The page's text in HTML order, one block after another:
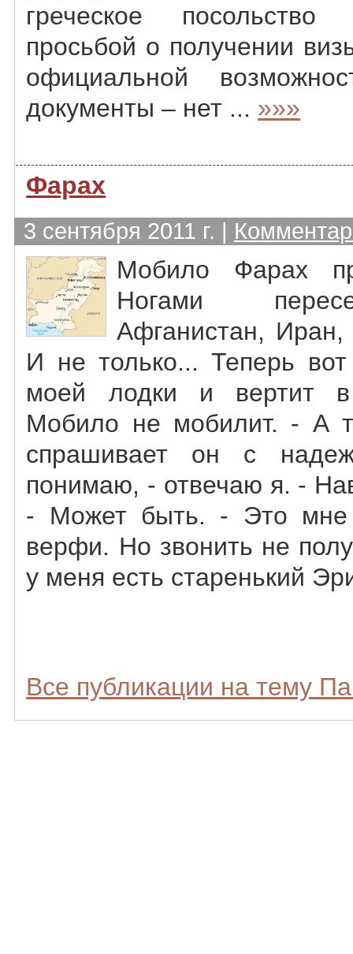
греческое
просьбой о получении
официальной
документы – нет ... »»»
Фарах
3 сентября 2011 г. |
Мобило Фарах
Ногами
Афганистан,
И не только... Теперь
моей лодки и вертит
Мобило не мобилит. - А
спрашивает он с
понимаю, - отвечаю я. -
- Может быть. - Это мне
верфи. Но звонить не
у меня есть старенький
Все публикации на тему